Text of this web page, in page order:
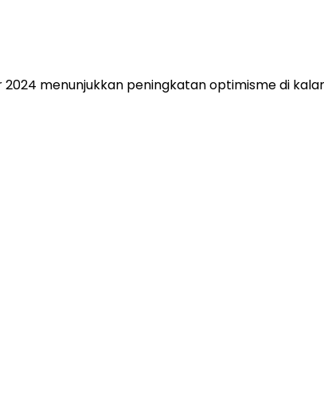
2024 menunjukkan peningkatan optimisme di